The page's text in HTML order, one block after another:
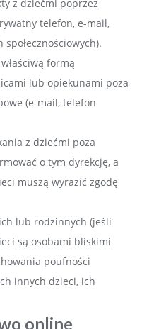
z dziećmi poprzez
telefon, e-mail,
formą
lub opiekunami poza
(e-mail, telefon
z dziećmi poza
o tym dyrekcję, a
muszą wyrazić zgodę
lub rodzinnych (jeśli
są osobami bliskimi
poufności
innych dzieci, ich
online